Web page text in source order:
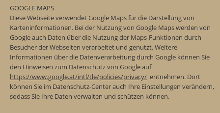
GOOGLE MAPS
Diese Webseite verwendet Google Maps für die Darstellung von
Karteninformationen. Bei der Nutzung von Google Maps werden von
Google auch Daten über die Nutzung der Maps-Funktionen durch
Besucher der Webseiten verarbeitet und genutzt. Weitere
Informationen über die Datenverarbeitung durch Google können Sie
den Hinweisen zum Datenschutz von Google auf
https://www.google.at/intl/de/policies/privacy/ entnehmen. Dort
können Sie im Datenschutz-Center auch Ihre Einstellungen verändern,
sodass Sie Ihre Daten verwalten und schützen können.